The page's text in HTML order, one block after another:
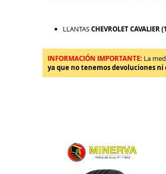
LLANTASCHEVROLET CAVALIER
INFORMACIÓN IMPORTANTE: La
ya que no tenemos devoluciones